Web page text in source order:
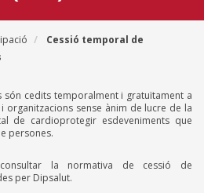
Cessió temporal de
són cedits temporalment i gratuïtament a
organitzacions sense ànim de lucre de la
de cardioprotegir esdeveniments que
persones.
la normativa de cessió de
per Dipsalut.